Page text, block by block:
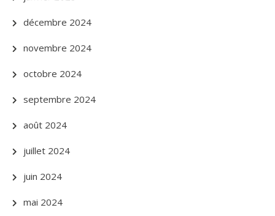
décembre 2024
novembre 2024
octobre 2024
septembre 2024
août 2024
juillet 2024
juin 2024
mai 2024